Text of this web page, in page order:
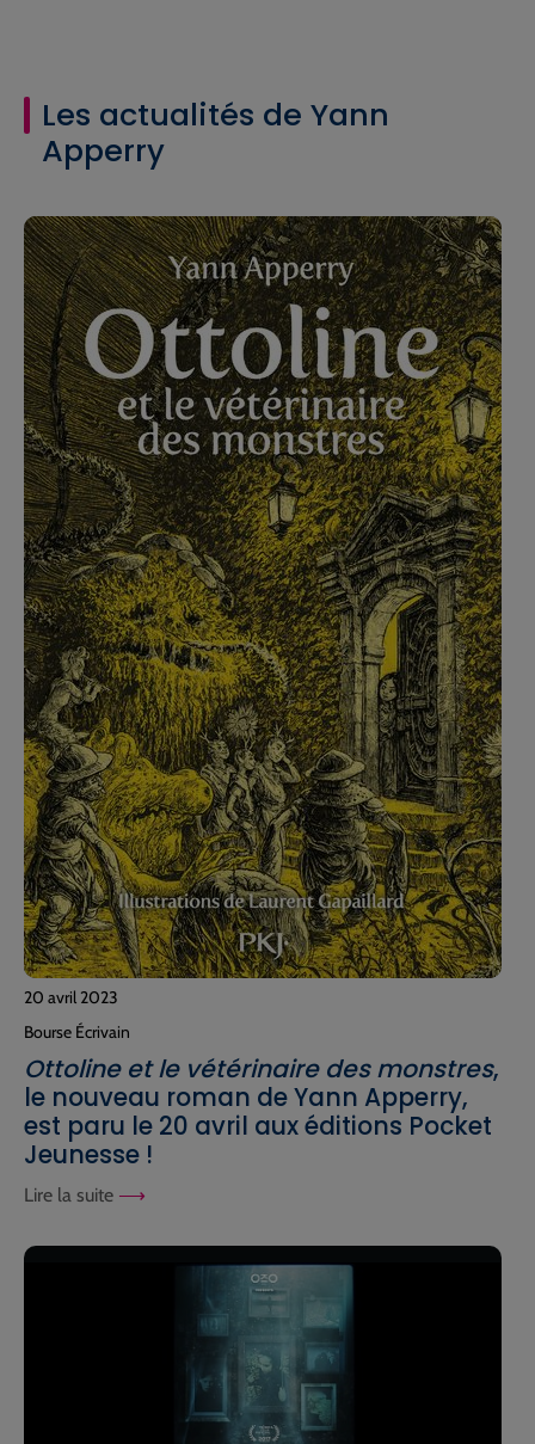
Les actualités de Yann
Apperry
20 avril 2023
Bourse Écrivain
Ottoline et le vétérinaire des monstres,
le nouveau roman de Yann Apperry,
est paru le 20 avril aux éditions Pocket
Jeunesse !
Lire la suite